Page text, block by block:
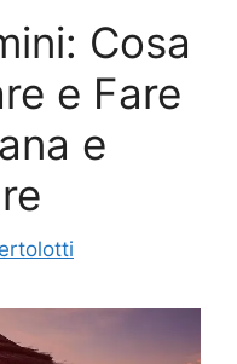
Cosa
e Fare
e